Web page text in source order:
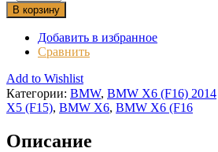
В корзину
Добавить в избранное
Сравнить
Add to Wishlist
Категории: BMW, BMW X6 (F16) 2014
X5 (F15), BMW X6, BMW X6 (F16
Описание